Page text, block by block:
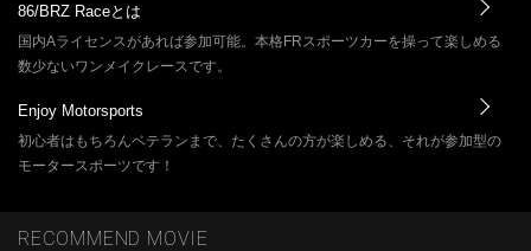
86/BRZ Raceとは
国内Aライセンスがあれば参加可能。本格FRスポーツカーを操って楽しめる
数少ないワンメイクレースです。
Enjoy Motorsports
初心者はもちろんベテランまで、たくさんの方が楽しめる、それが参加型の
モータースポーツです！
RECOMMEND MOVIE